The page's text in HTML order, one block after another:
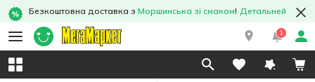
Безкоштовна доставка з Моршинська зі смаком! Детальней
1